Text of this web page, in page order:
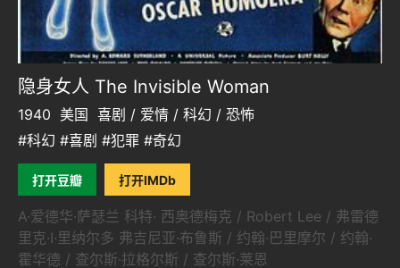
隐身女人 The Invisible Woman
1940 美国 喜剧 / 爱情 / 科幻 / 恐怖
#科幻 #喜剧 #犯罪 #奇幻
打开豆瓣 打开IMDb
A·爱德华·萨瑟兰 科特· 西奥德梅克 / Robert Lee / 弗雷德
里克·I·里纳尔多 弗吉尼亚·布鲁斯 / 约翰·巴里摩尔 / 约翰·
霍华德 / 查尔斯·拉格尔斯 / 查尔斯·莱恩